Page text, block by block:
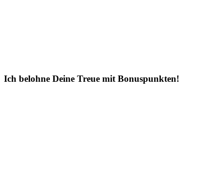
Ich belohne Deine Treue mit Bonuspunkten!